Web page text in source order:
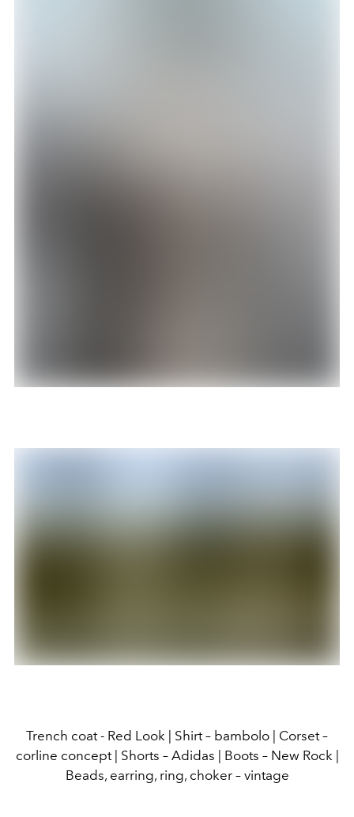
Trench coat - Red Look | Shirt – bambolo | Corset –
corline concept | Shorts – Adidas | Boots – New Rock |
Beads, earring, ring, choker – vintage